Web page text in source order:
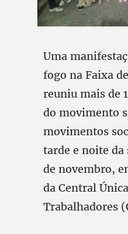
Uma
fogo na Faixa
reuniu mais de
do movimento
movimentos
tarde e noite
de novembro,
da Central
Trabalhadores